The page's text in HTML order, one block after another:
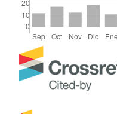
Detalles
del
artículo